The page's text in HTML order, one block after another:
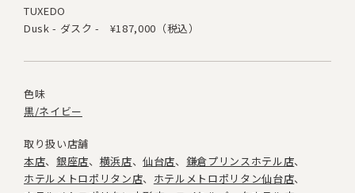
TUXEDO
Dusk - ダスク -
¥187,000（税込）
色味
黒/ネイビー
取り扱い店舗
本店
銀座店 横浜店 仙台店
鎌倉プリンスホテル店
ホテルメトロポリタン店
ホテルメトロポリタン仙台店